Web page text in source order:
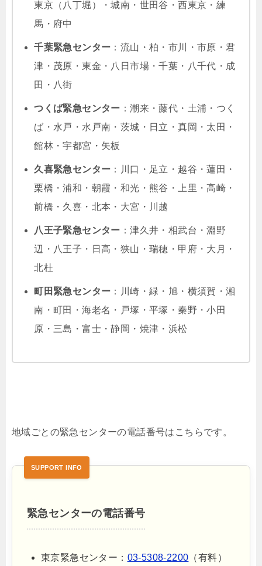
東京（八丁堀）・城南・世田谷・西東京・練
馬・府中
千葉緊急センター ：流山・柏・市川・市原・君
津・茂原・東金・八日市場・千葉・八千代・成
田・八街
つくば緊急センター ：潮来・藤代・土浦・つく
ば・水戸・水戸南・茨城・日立・真岡・太田・
館林・宇都宮・矢板
久喜緊急センター ：川口・足立・越谷・蓮田・
栗橋・浦和・朝霞・和光・熊谷・上里・高崎・
前橋・久喜・北本・大宮・川越
八王子緊急センター ：津久井・相武台・淵野
辺・八王子・日高・狭山・瑞穂・甲府・大月・
北杜
町田緊急センター ：川崎・緑・旭・横須賀・湘
南・町田・海老名・戸塚・平塚・秦野・小田
原・三島・富士・静岡・焼津・浜松
地域ごとの緊急センターの電話番号はこちらです。
緊急センターの電話番号
東京緊急センター： 03-5308-2200 （有料）